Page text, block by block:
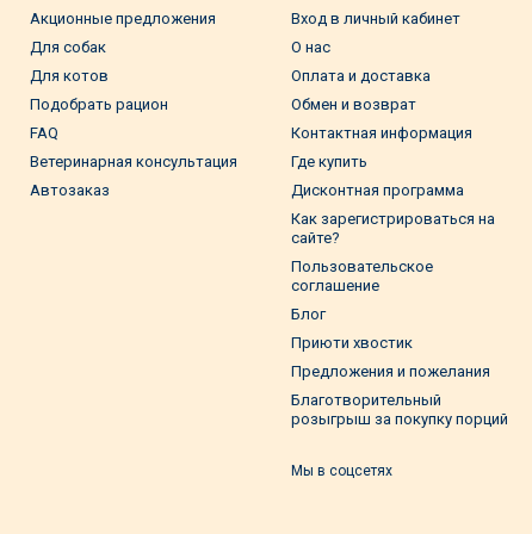
Акционные предложения
Для собак
Для котов
Подобрать рацион
FAQ
Ветеринарная консультация
Автозаказ
Вход в личный кабинет
О нас
Оплата и доставка
Обмен и возврат
Контактная информация
Где купить
Дисконтная программа
Как зарегистрироваться на
сайте?
Пользовательское
соглашение
Блог
Приюти хвостик
Предложения и пожелания
Благотворительный
розыгрыш за покупку порций
Мы в соцсетях